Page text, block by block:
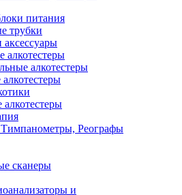
питания
трубки
алкотестеры
алкотестеры
Реографы
сканеры
и